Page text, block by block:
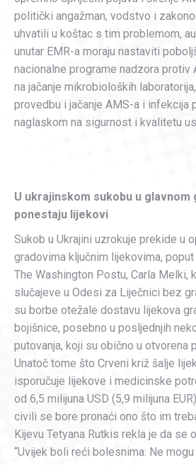
politički angažman, vodstvo i
uhvatili u koštac s tim problemom,
unutar EMR-a moraju nastaviti
nacionalne programe nadzora protiv
na jačanje mikrobioloških
provedbu i jačanje AMS-a i infekcija
naglaskom na sigurnost i kvalitetu
U ukrajinskom sukobu u glavnom
ponestaju lijekovi
Sukob u Ukrajini uzrokuje prekide u
gradovima ključnim lijekovima, poput
The Washington Postu, Carla Melki,
slučajeve u Odesi za Liječnici bez
su borbe otežale dostavu lijekova
bojišnice, posebno u posljednjih
putovanja, koji su obično u otvorena
Unatoč tome što Crveni križ šalje
isporučuje lijekove i medicinske
od 6,5 milijuna USD (5,9 milijuna
civili se bore pronaći ono što im
Kijevu Tetyana Rutkis rekla je da se
“Uvijek boli reći bolesnima: Ne